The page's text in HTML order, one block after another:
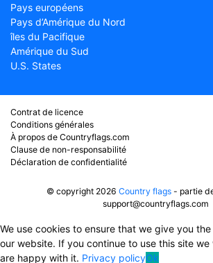
Pays européens
Pays d’Amérique du Nord
îles du Pacifique
Amérique du Sud
U.S. States
Contrat de licence
Conditions générales
À propos de Countryflags.com
Clause de non-responsabilité
Déclaration de confidentialité
© copyright 2026 Country flags- partie
support@countryflags.com
We use cookies to ensure that we give you
our website. If you continue to use this site we
are happy with it. Privacy policyOk